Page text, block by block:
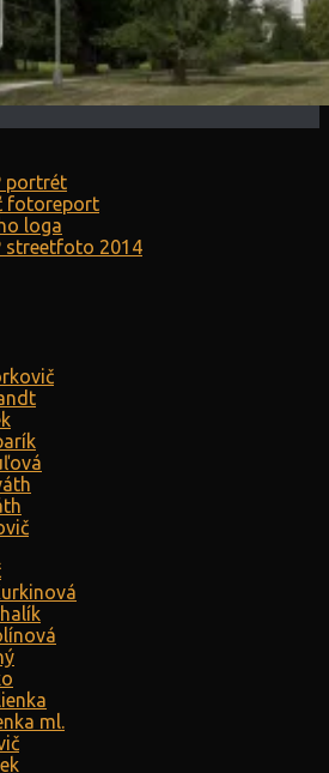
portrét
fotoreport
loga
streetfoto 2014
ml.